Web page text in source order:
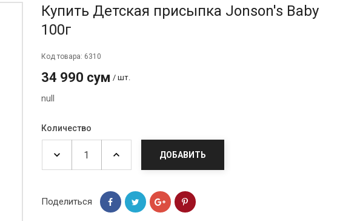
Купить Детская присыпка Jonson's Baby
100г
Код товара: 6310
34 990 сум / шт.
null
Количество
ДОБАВИТЬ
Поделиться